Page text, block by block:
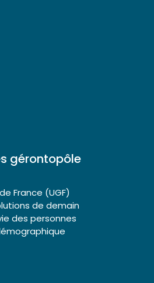
gérontopôle​
France (UGF)
de demain
des personnes